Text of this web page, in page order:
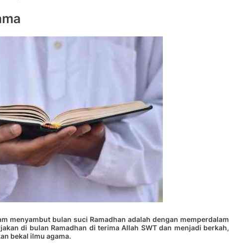
menyambut bulan suci Ramadhan adalah dengan memperdalam
di bulan Ramadhan di terima Allah SWT dan menjadi berkah,
bekal ilmu agama.